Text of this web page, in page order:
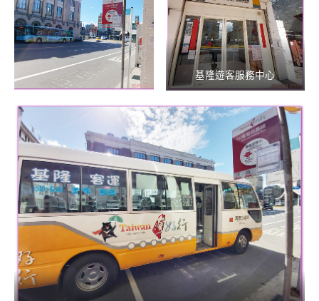
校
企
業
講
座、
落
客
旅
遊
雜
誌
欄、
觀
光
基隆遊客服務中心